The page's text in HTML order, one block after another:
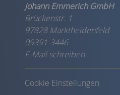
Johann Emmerich GmbH
Brückenstr. 1
97828 Marktheidenfeld
09391-3446
E-Mail schreiben
Cookie Einstellungen